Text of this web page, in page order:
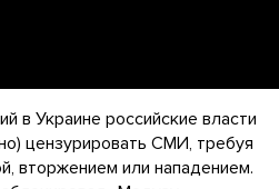
в Украине российские власти
цензурировать СМИ, требуя
вторжением или нападением.